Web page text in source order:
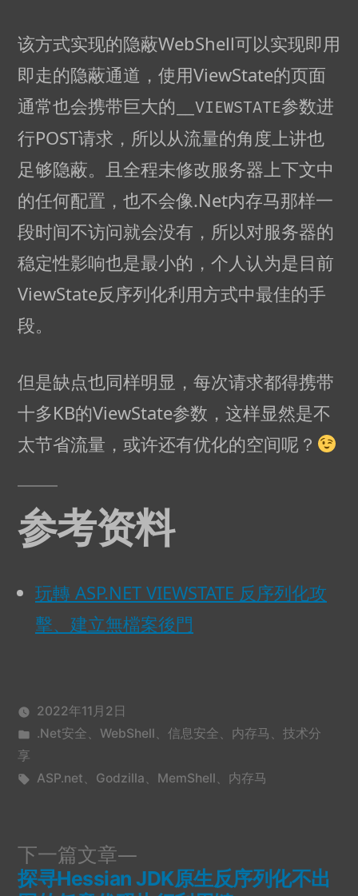
该方式实现的隐蔽WebShell可以实现即用
即走的隐蔽通道，使用ViewState的页面
通常也会携带巨大的 __VIEWSTATE参数进
行POST请求，所以从流量的角度上讲也
足够隐蔽。且全程未修改服务器上下文中
的任何配置，也不会像.Net内存马那样一
段时间不访问就会没有，所以对服务器的
稳定性影响也是最小的，个人认为是目前
ViewState反序列化利用方式中最佳的手
段。
但是缺点也同样明显，每次请求都得携带
十多KB的ViewState参数，这样显然是不
太节省流量，或许还有优化的空间呢？
参考资料
玩轉 ASP.NET VIEWSTATE 反序列化攻
擊、建立無檔案後門
2022年11月2日
发
于
.Net安全、 WebShell、 信息安全、 内存马 、 技术分
享
标
ASP.net、 Godzilla、 MemShell、 内存马
下一篇文章
一
探寻Hessian JDK原生反序列化不出